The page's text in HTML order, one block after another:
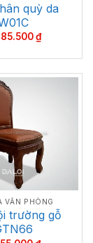
quỳ da
₫
VĂN PHÒNG
trường gỗ